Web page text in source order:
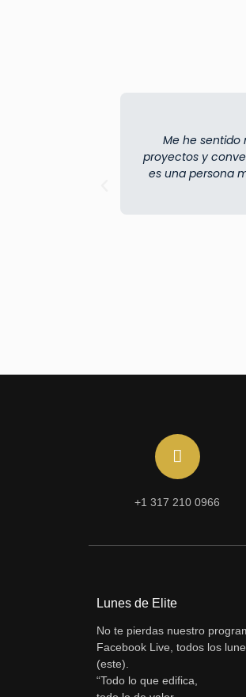
Me he sentido
proyectos y
es una persona
+1 317 210 0966
Lunes de Elite
No te pierdas nuestro
Facebook Live, todos los
(este).
“Todo lo que edifica,